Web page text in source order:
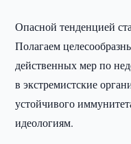
Опасной тенденцией
Полагаем
действенных мер по
в экстремистские
устойчивого
идеологиям.